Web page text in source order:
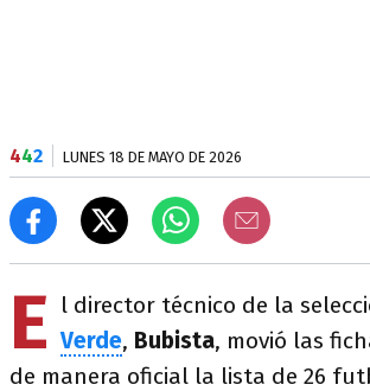
442 LUNES 18 DE MAYO DE 2026
E l director técnico de la
Verde, Bubista, movió las
de manera oficial la lista de 26